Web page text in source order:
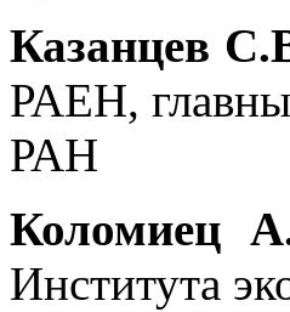
Казанцев
РАЕН,
РАН
Коломиец
Института